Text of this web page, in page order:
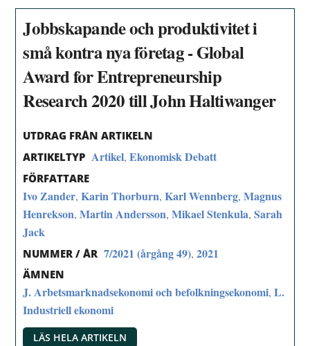
Jobbskapande och produktivitet i
små kontra nya företag - Global
Award for Entrepreneurship
Research 2020 till John Haltiwanger
UTDRAG FRÅN ARTIKELN
ARTIKELTYP Artikel,Ekonomisk Debatt
FÖRFATTARE
Ivo Zander,Karin Thorburn,Karl Wennberg,Magnus
Henrekson,Martin Andersson,Mikael Stenkula,Sarah
Jack
NUMMER / ÅR 7/2021 (årgång 49),2021
ÄMNEN
J. Arbetsmarknadsekonomi och befolkningsekonomi,L.
Industriell ekonomi
LÄS HELA ARTIKELN